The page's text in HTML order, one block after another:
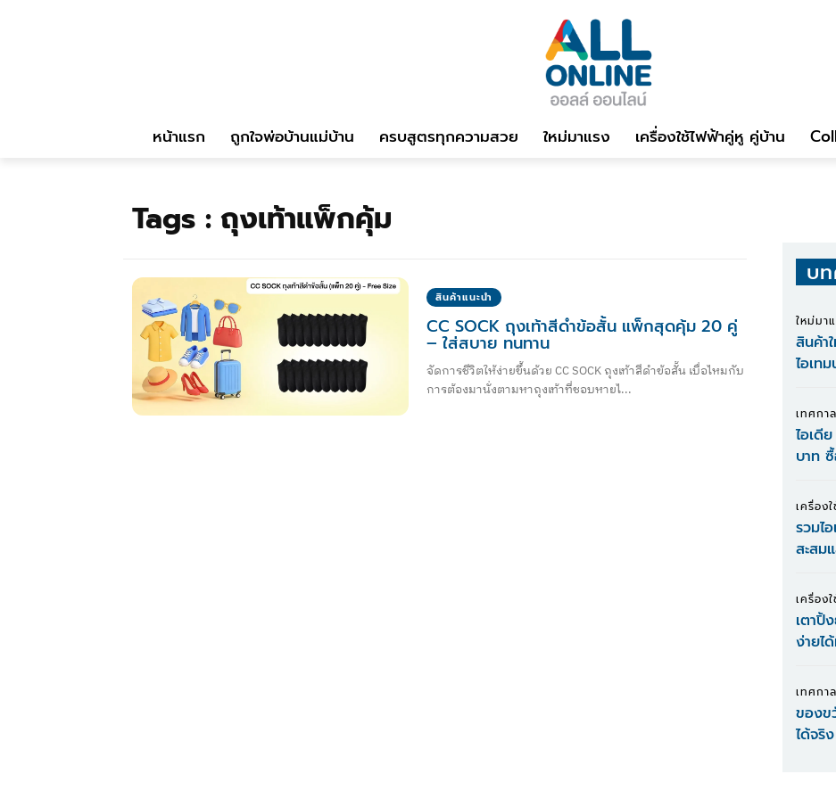
หน้าแรก ถูกใจพ่อบ้านแม่บ้าน ครบสูตรทุกความสวย ใหม่มาแรง เครื่องใช้ไฟฟ้าคู่หู คู่บ้าน
Tags : ถุงเท้าแพ็กคุ้ม
สินค้าแนะนำ
CC SOCK ถุงเท้าสีดำข้อสั้น แพ็กสุดคุ้ม 20 คู่
– ใส่สบาย ทนทาน
จัดการชีวิตให้ง่ายขึ้นด้วย CC SOCK ถุงเท้าสีดำข้อสั้น เบื่อไหมกับ
การต้องมานั่งตามหาถุงเท้าที่ชอบหายไ...
บ
ใหม่มา
สินค้า
ไอเท
เทศกาล
ไอเดี
บาท
เครื่อง
รวมไ
สะสม
เครื่อง
เตาปิ้
ง่ายไ
เทศกาล
ของข
ได้จริ